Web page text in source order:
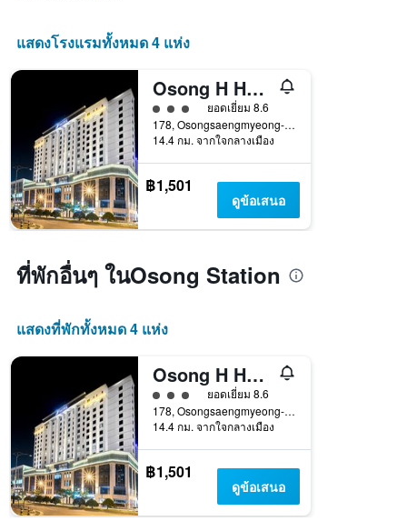
แสดงโรงแรมทั้งหมด 4 แห่ง
Osong H Hotel เมือง Sejong
ให้ 3 ดาว ยอดเยี่ยม 8.6
178, Osongsaengmyeong-ro Osong-eup, ช็องจู, เกาหลีใต้
14.4 กม. จากใจกลางเมือง
฿1,501
ดูข้อเสนอ
ที่พักอื่นๆ ในOsong Station
แสดงที่พักทั้งหมด 4 แห่ง
Osong H Hotel เมือง Sejong
ให้ 3 ดาว ยอดเยี่ยม 8.6
178, Osongsaengmyeong-ro Osong-eup, ช็องจู, เกาหลีใต้
14.4 กม. จากใจกลางเมือง
฿1,501
ดูข้อเสนอ